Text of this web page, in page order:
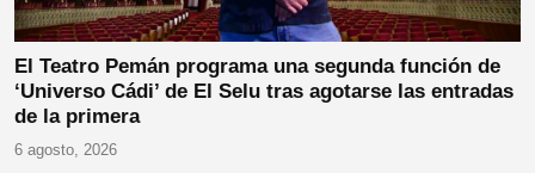
El Teatro Pemán programa una segunda función de
‘Universo Cádi’ de El Selu tras agotarse las entradas
de la primera
6 agosto, 2026